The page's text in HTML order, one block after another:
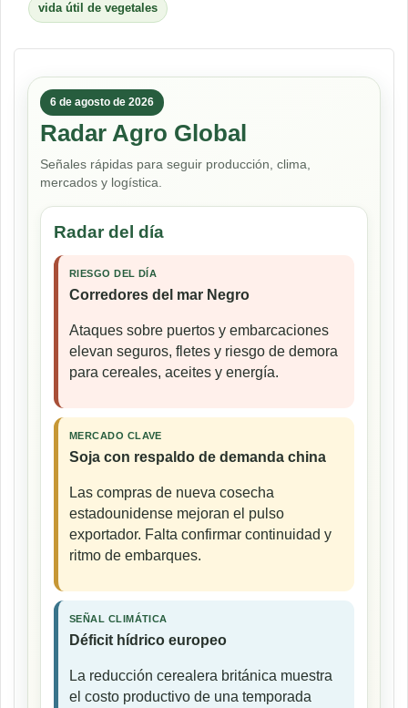
vida útil de vegetales
6 de agosto de 2026
Radar Agro Global
Señales rápidas para seguir producción, clima,
mercados y logística.
Radar del día
RIESGO DEL DÍA
Corredores del mar Negro
Ataques sobre puertos y embarcaciones
elevan seguros, fletes y riesgo de demora
para cereales, aceites y energía.
MERCADO CLAVE
Soja con respaldo de demanda china
Las compras de nueva cosecha
estadounidense mejoran el pulso
exportador. Falta confirmar continuidad y
ritmo de embarques.
SEÑAL CLIMÁTICA
Déficit hídrico europeo
La reducción cerealera británica muestra
el costo productivo de una temporada